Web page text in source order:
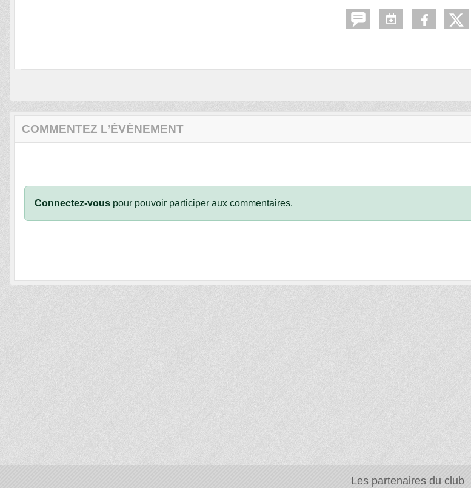
COMMENTEZ L’ÉVÈNEMENT
Connectez-vous pour pouvoir participer aux commentaires.
Les partenaires du club